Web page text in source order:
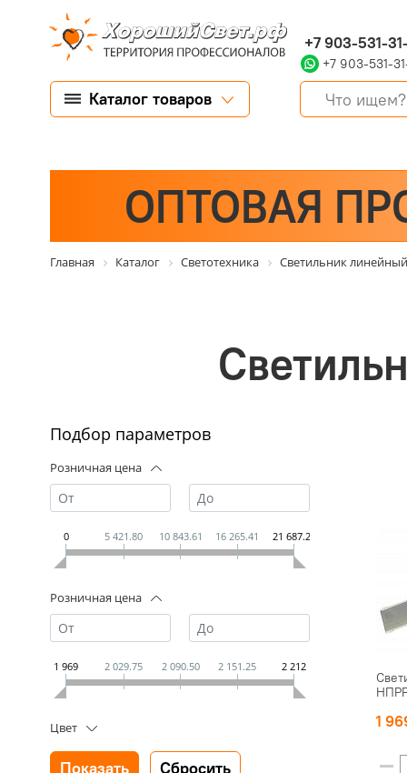
+7 903-531-
+7 903-531-
Каталог товаров
ОПТОВАЯ
Главная Каталог Светотехника Светильник
Подбор параметров
Розничная цена
0 5 421.80 10 843.61 16 265.41 21 687.21
Розничная цена
1 969 2 029.75 2 090.50 2 151.25 2 212
Цвет 1